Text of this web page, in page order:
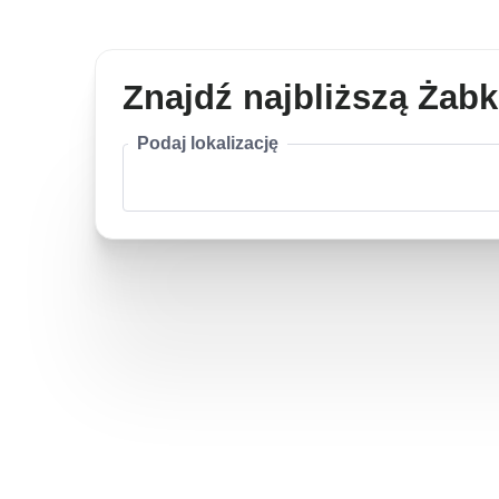
Znajdź najbliższą
Podaj lokalizację